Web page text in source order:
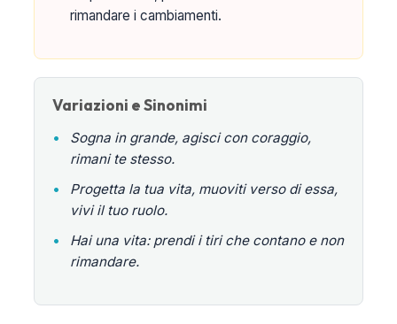
rimandare i cambiamenti.
Variazioni e Sinonimi
•
Sogna in grande, agisci con coraggio,
rimani te stesso.
•
Progetta la tua vita, muoviti verso di essa,
vivi il tuo ruolo.
•
Hai una vita: prendi i tiri che contano e non
rimandare.